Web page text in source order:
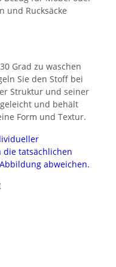
und Rucksäcke
Grad zu waschen
Sie den Stoff bei
Struktur und seiner
und behält
Form und Textur.
tatsächlichen
abweichen.